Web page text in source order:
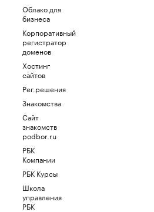
Облако для
бизнеса
Корпоративный
регистратор
доменов
Хостинг
сайтов
Рег.решения
Знакомства
Сайт
знакомств
podbor.ru
РБК
Компании
РБК Курсы
Школа
управления
РБК